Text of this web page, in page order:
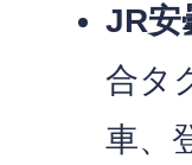
JR安
合タ
車、